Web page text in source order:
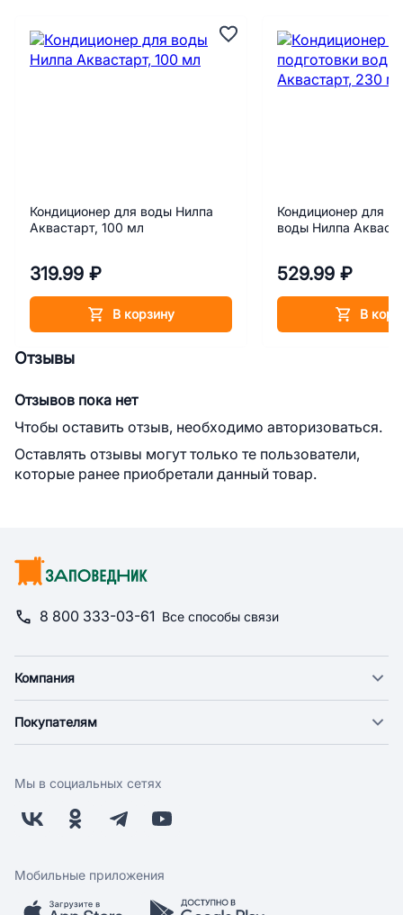
Кондиционер для воды Нилпа
Аквастарт, 100 мл
319.99 ₽
В корзину
Кондиционер для
воды Нилпа
529.99 ₽
В
Отзывы
Отзывов пока нет
Чтобы оставить отзыв, необходимо авторизоваться.
Оставлять отзывы могут только те пользователи,
которые ранее приобретали данный товар.
8 800 333-03-61 Все способы связи
Компания
Новости
Поставщикам
Заводчикам
Обратная связь
Покупателям
Оплата
Бонусная программа
Скидки и акции
Мы в социальных сетях
Мобильные приложения